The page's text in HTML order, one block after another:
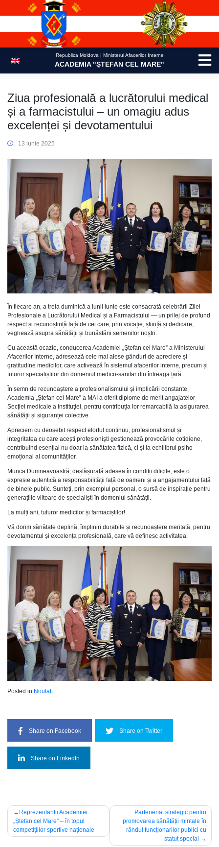
Republica Moldova | Ministerul Afacerilor Interne
ACADEMIA "ŞTEFAN CEL MARE"
Ziua profesională a lucrătorului medical
și a farmacistului – un omagiu adus
excelenței și devotamentului
13 iunie 2025
În fiecare an, a treia duminică a lunii iunie este consacrată celebrării Zilei
Profesionale a Lucrătorului Medical și a Farmacistului — un prilej de profund
respect și recunoștință față de cei care, prin vocație, știință și dedicare,
veghează asupra sănătății și bunăstării semenilor noștri.
Cu această ocazie, conducerea Academiei „Ștefan cel Mare” a Ministerului
Afacerilor Interne, adresează cele mai alese gânduri de apreciere și
gratitudine medicilor, care activează în sistemul afacerilor interne, precum și
tuturor specialiștilor din domeniul medico-sanitar din întreaga țară.
În semn de recunoaștere a profesionalismului și implicării constante,
Academia „Ștefan cel Mare” a MAI a oferit diplome de merit angajatelor
Secţiei medicale a instituţiei, pentru contribuția lor remarcabilă la asigurarea
sănătății și siguranței colective.
Apreciem cu deosebit respect efortul continuu, profesionalismul și
integritatea cu care acești profesioniști gestionează provocările cotidiene,
contribuind esențial nu doar la sănătatea fizică, ci și la echilibrul psiho-
emoțional al comunităților.
Munca Dumneavoastră, desfășurată adesea în condiții dificile, este o
expresie autentică a responsabilității față de oameni și a angajamentului față
de binele public. Sunteți, prin exemplul personal, o sursă de inspirație pentru
generațiile viitoare de specialiști în domeniul sănătății.
La mulți ani, tuturor medicilor și farmaciștilor!
Vă dorim sănătate deplină, împliniri durabile și recunoaștere meritată, pentru
devotamentul și excelența profesională, care vă definesc activitatea.
Posted in Noutati
Share on Facebook Share on Twitter
Share on LinkedIn
Navigare
în
articole
Reprezentanții Academiei
„Ștefan cel Mare” – în topul
competițiilor sportive naționale
Parteneriat strategic pentru
promovarea sănătății mintale în
rândul funcționarilor publici cu
statut special